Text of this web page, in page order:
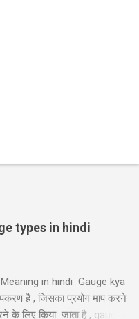
types in hindi
Meaning in hindi Gauge kya
है , जिसका प्रयोग माप करने
के लिए किया जाता है , gauge